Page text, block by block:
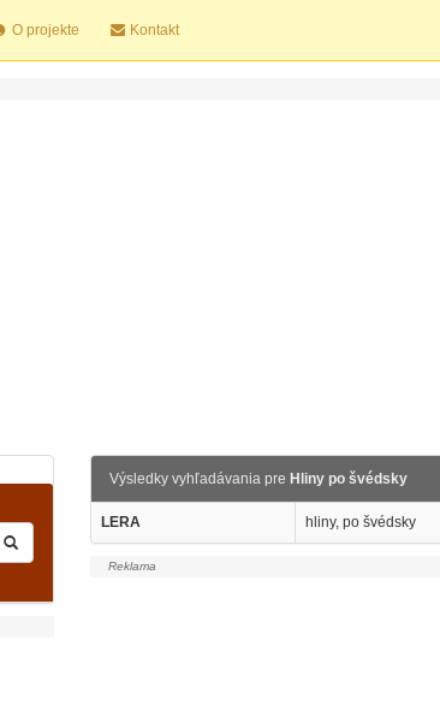
O projekte Kontakt
Výsledky vyhľadávania pre Hliny po švédsky
LERA hliny, po švédsky